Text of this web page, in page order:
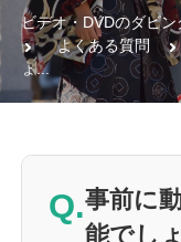
ビデオ・DVDのダビ
よくある質問
ょ...
Q.事前に
能でし